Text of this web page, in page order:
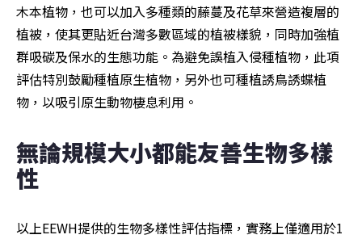
木本植物，也可以加入多種類的藤蔓及花草來營造複層的
植被，使其更貼近台灣多數區域的植被樣貌，同時加強植
群吸碳及保水的生態功能。為避免誤植入侵種植物，此項
評估特別鼓勵種植原生植物，另外也可種植誘鳥誘蝶植
物，以吸引原生動物棲息利用。
無論規模大小都能友善生物多樣
性
以上EEWH提供的生物多樣性評估指標，實務上僅適用於1